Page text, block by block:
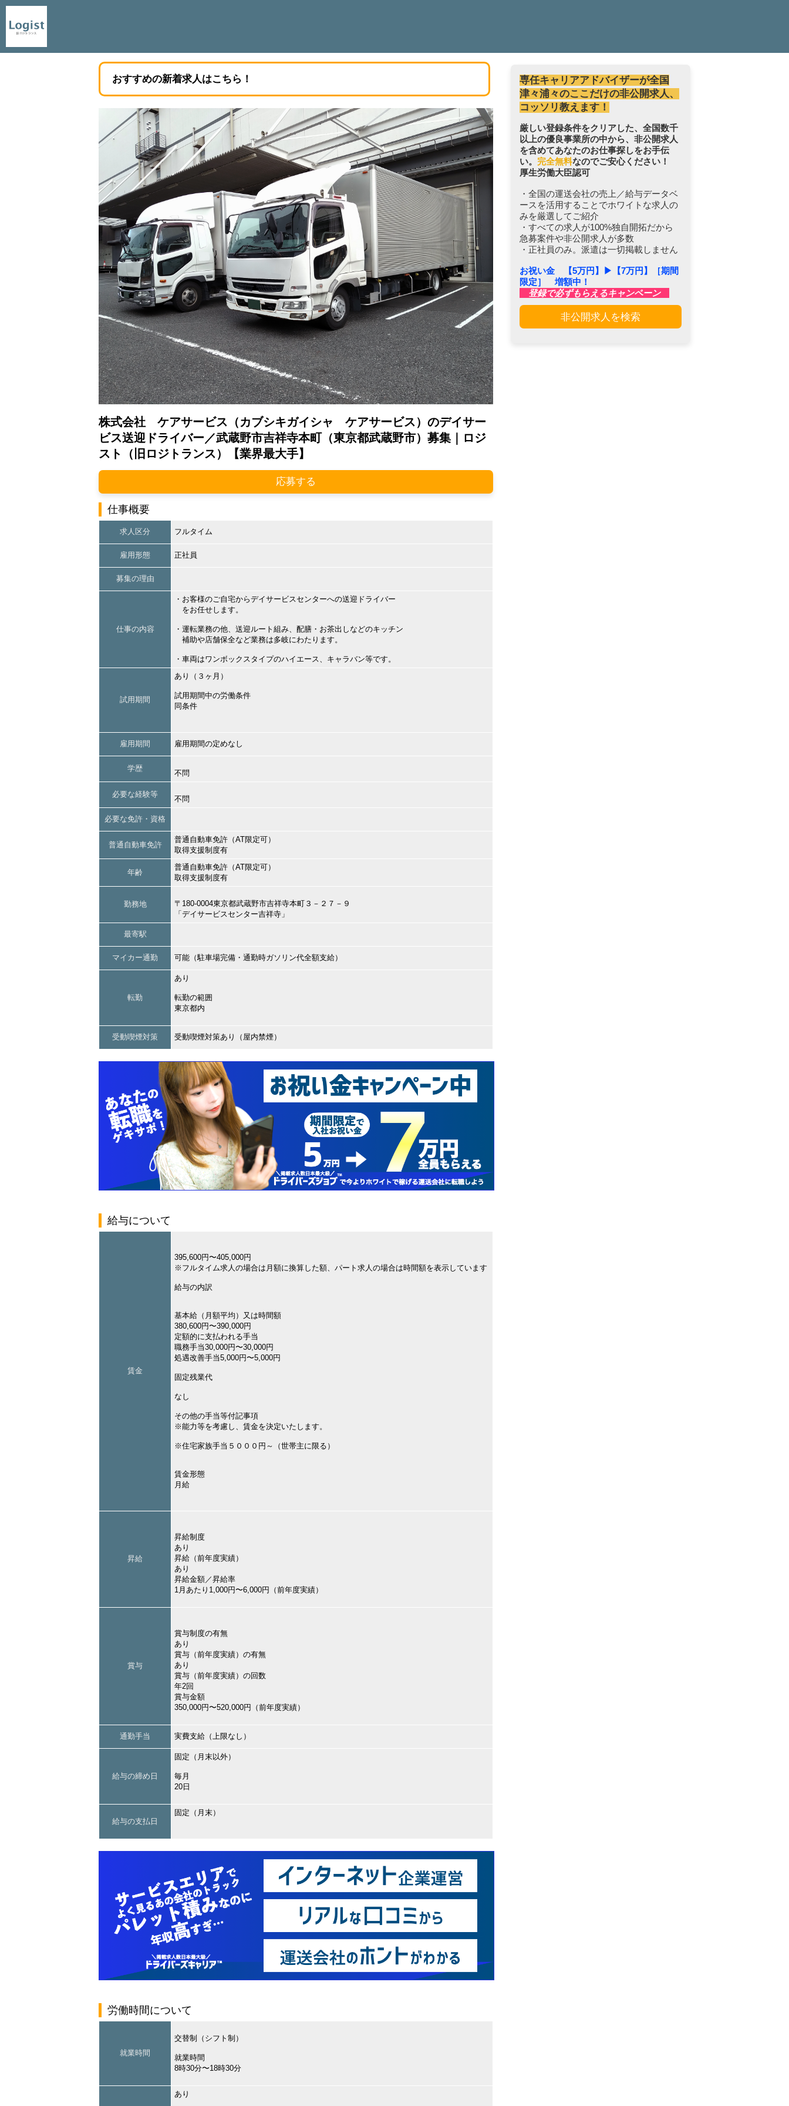
おすすめの新着求人はこちら！
株式会社 ケアサービス（カブシキガイシャ ケアサービス）のデイサー
ビス送迎ドライバー／武蔵野市吉祥寺本町（東京都武蔵野市）募集｜ロジ
スト（旧ロジトランス）【業界最大手】
応募する
仕事概要
求人区分 フルタイム
雇用形態 正社員
募集の理由
仕事の内容
・お客様のご自宅からデイサービスセンターへの送迎ドライバー
をお任せします。
・運転業務の他、送迎ルート組み、配膳・お茶出しなどのキッチン
補助や店舗保全など業務は多岐にわたります。
・車両はワンボックスタイプのハイエース、キャラバン等です。
試用期間
あり（３ヶ月）
試用期間中の労働条件
同条件
雇用期間 雇用期間の定めなし
学歴
不問
必要な経験等
不問
必要な免許・資格
普通自動車免許
普通自動車免許（AT限定可）
取得支援制度有
年齢
普通自動車免許（AT限定可）
取得支援制度有
勤務地
〒180-0004東京都武蔵野市吉祥寺本町３－２７－９
「デイサービスセンター吉祥寺」
最寄駅
マイカー通勤 可能（駐車場完備・通勤時ガソリン代全額支給）
転勤
あり
転勤の範囲
東京都内
受動喫煙対策 受動喫煙対策あり（屋内禁煙）
給与について
賃金
395,600円〜405,000円
※フルタイム求人の場合は月額に換算した額、パート求人の場合は時間額を表示しています
給与の内訳
基本給（月額平均）又は時間額
380,600円〜390,000円
定額的に支払われる手当
職務手当30,000円〜30,000円
処遇改善手当5,000円〜5,000円
固定残業代
なし
その他の手当等付記事項
※能力等を考慮し、賃金を決定いたします。
※住宅家族手当５０００円～（世帯主に限る）
賃金形態
月給
昇給
昇給制度
あり
昇給（前年度実績）
あり
昇給金額／昇給率
1月あたり1,000円〜6,000円（前年度実績）
賞与
賞与制度の有無
あり
賞与（前年度実績）の有無
あり
賞与（前年度実績）の回数
年2回
賞与金額
350,000円〜520,000円（前年度実績）
通勤手当 実費支給（上限なし）
給与の締め日
固定（月末以外）
毎月
20日
給与の支払日
固定（月末）
労働時間について
就業時間
交替制（シフト制）
就業時間
8時30分〜18時30分
あり
専任キャリアアドバイザーが全国
津々浦々のここだけの非公開求人、
コッソリ教えます！
厳しい登録条件をクリアした、全国数千
以上の優良事業所の中から、非公開求人
を含めてあなたのお仕事探しをお手伝
い。 完全無料なのでご安心ください！
厚生労働大臣認可
・全国の運送会社の売上／給与データベ
ースを活用することでホワイトな求人の
みを厳選してご紹介
・すべての求人が100%独自開拓だから
急募案件や非公開求人が多数
・正社員のみ。派遣は一切掲載しません
お祝い金 【5万円】▶︎【7万円】［期間
限定］ 増額中！
登録で必ずもらえるキャンペーン
非公開求人を検索